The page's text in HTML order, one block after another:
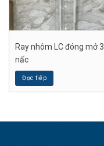
Ray nhôm LC đóng mở 3
nấc
Đọc tiếp